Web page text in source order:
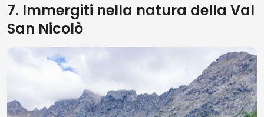
7. Immergiti nella natura della Val
San Nicolò